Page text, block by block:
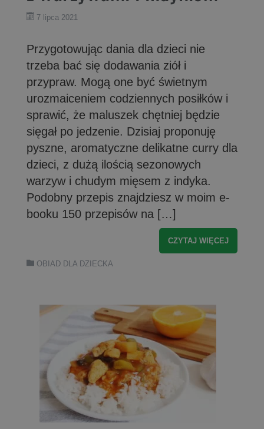
7 lipca 2021
Przygotowując dania dla dzieci nie
trzeba bać się dodawania ziół i
przypraw. Mogą one być świetnym
urozmaiceniem codziennych posiłków i
sprawić, że maluszek chętniej będzie
sięgał po jedzenie. Dzisiaj proponuję
pyszne, aromatyczne delikatne curry dla
dzieci, z dużą ilością sezonowych
warzyw i chudym mięsem z indyka.
Podobny przepis znajdziesz w moim e-
booku 150 przepisów na […]
CZYTAJ WIĘCEJ
OBIAD DLA DZIECKA